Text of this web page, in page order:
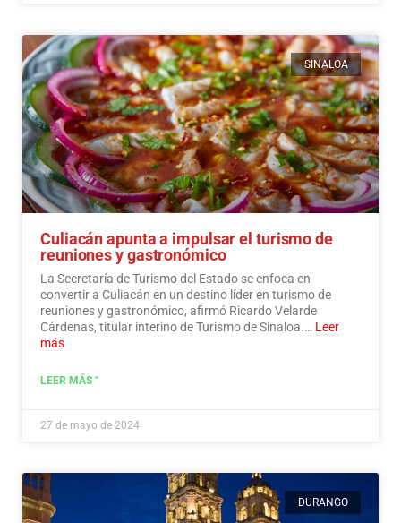
SINALOA
Culiacán apunta a impulsar el turismo de
reuniones y gastronómico
La Secretaría de Turismo del Estado se enfoca en
convertir a Culiacán en un destino líder en turismo de
reuniones y gastronómico, afirmó Ricardo Velarde
Cárdenas, titular interino de Turismo de Sinaloa.… Leer
más
LEER MÁS "
27 de mayo de 2024
DURANGO